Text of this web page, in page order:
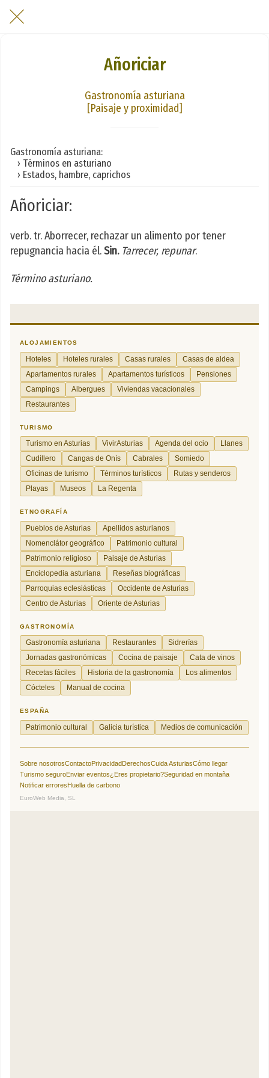
Añoriciar
Gastronomía asturiana
[Paisaje y proximidad]
Gastronomía asturiana:
› Términos en asturiano
› Estados, hambre, caprichos
Añoriciar:
verb. tr. Aborrecer, rechazar un alimento por tener
repugnancia hacia él.Sin. Tarrecer, repunar.
Término asturiano.